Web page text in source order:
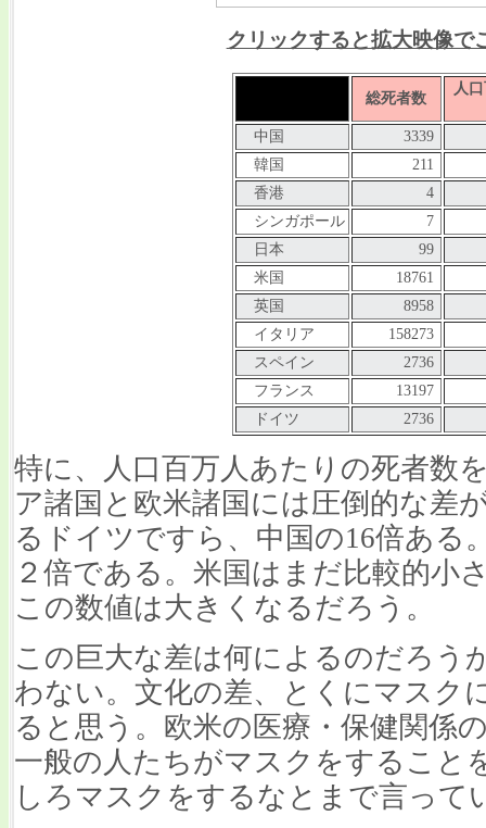
クリックすると拡大映像で
総死者数
人
中国
3339
韓国
211
香港
4
シンガポール
7
日本
99
米国
18761
英国
8958
イタリア
158273
スペイン
2736
フランス
13197
ドイツ
2736
特に、人口百万人あたりの死者数
ア諸国と欧米諸国には圧倒的な差
るドイツですら、中国の16倍ある
２倍である。米国はまだ比較的小
この数値は大きくなるだろう。
この巨大な差は何によるのだろう
わない。文化の差、とくにマスク
ると思う。欧米の医療・保健関係
一般の人たちがマスクをすること
しろマスクをするなとまで言って